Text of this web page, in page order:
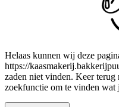
Helaas kunnen wij deze
https://
zaden niet vinden. Keer terug
zoekfunctie om te vinden wat